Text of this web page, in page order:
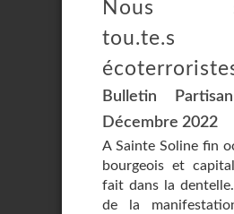
Nous
Bulletin
Décembre 2022
A Sainte Soline fin
bourgeois et
fait dans la
de la